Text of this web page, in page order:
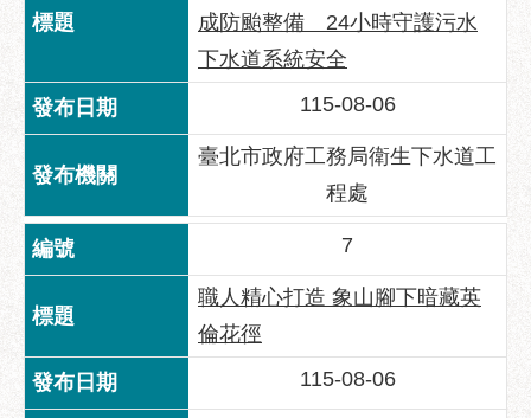
助
專
網
導
回
首
頁
English
台
成防颱整備 24小時守護污水
下水道系統安全
115-08-06
臺北市政府工務局衛生下水道工
程處
7
職人精心打造 象山腳下暗藏英
倫花徑
115-08-06